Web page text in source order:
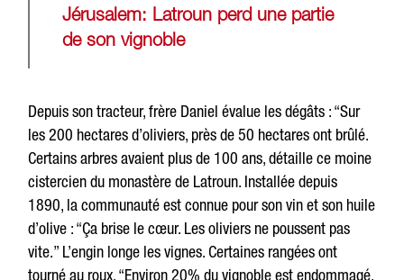
Jérusalem: Latroun perd une partie
de son vignoble
Depuis son tracteur, frère Daniel évalue les dégâts : “Sur
les 200 hectares d’oliviers, près de 50 hectares ont brûlé.
Certains arbres avaient plus de 100 ans, détaille ce moine
cistercien du monastère de Latroun. Installée depuis
1890, la communauté est connue pour son vin et son huile
d’olive : “Ça brise le cœur. Les oliviers ne poussent pas
vite.” L’engin longe les vignes. Certaines rangées ont
tourné au roux. “Environ 20% du vignoble est endommagé.